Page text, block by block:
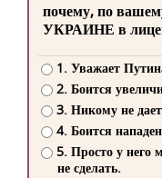
почему, по
УКРАИНЕ в
1. Уважает
2. Боится
3. Никому не
4. Боится
5. Просто у него
не сделать.